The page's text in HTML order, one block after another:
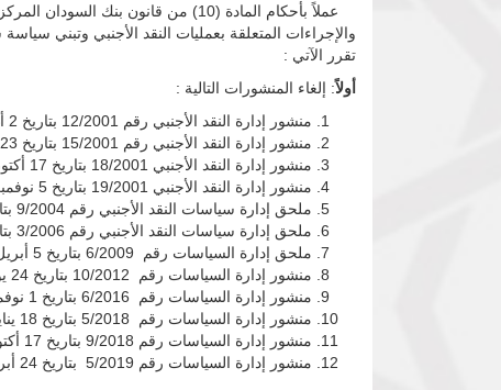
والإجراءات المتعلقة بعمليات النقد الأجنبي وتبني
تقرر الآتي :
أولاً: إلغاء المنشورات التالية :
منشور إدارة النقد الأجنبي رقم 12/2001 بتاريخ 2 أغسطس 2001 م الخاص بسعر الصرف التأشيري .
منشور إدارة النقد الأجنبي رقم 15/2001 بتاريخ 23سبتمبر 2001م الخاص بسعر الصرف التأشيري .
منشور إدارة النقد الأجنبي 18/2001 بتاريخ 17 أكتوبر 2001 م الخاص بسعر الصرف التأشيري .
منشور إدارة النقد الأجنبي 19/2001 بتاريخ 5 نوفمبر 2001م الخاص بآلية التدخل في سوق النقد الأجنبي (المزادات).
ملحق إدارة سياسات النقد الأجنبي رقم 9/2004 بتاريخ 23 سبتمبر2004 م الخاص بسعر الصرف.
ملحق إدارة سياسات النقد الأجنبي رقم 3/2006 بتاريخ 21 مايو2006 م الخاص بتوحيد معاملة مبيعات البنك المركزي للبنوك والصرافات.
ملحق إدارة السياسات رقم 6/2009 بتاريخ 5 أبريل 2009 الخاص بالهامش بين سعر الشراء وسعر البيع .
منشور إدارة السياسات رقم 10/2012 بتاريخ 24 يونيو2012 م الخاص بتعديل في ضوابط النقد الأجنبي المتعلقة بسعر الصرف
منشور إدارة السياسات رقم 6/2016 بتاريخ 1 نوفمبر2016 م الخاص بحافز استقطاب تحويلات السودانيين العاملين بالخارج وتشجيع الصادرات .
منشور إدارة السياسات رقم 5/2018 بتاريخ 18 يناير2018 الخاص بالسعر التأشيري.
منشور إدارة السياسات رقم 9/2018 بتاريخ 17 أكتوبر 2018 الخاص بآلية سعر الصرف.
منشور إدارة السياسات رقم 5/2019 بتاريخ 24 أبريل 2019 الخاص بأسعار صرف العملات القابله للتحويل.